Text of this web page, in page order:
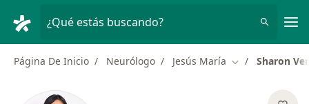
¿Qué estás buscando?
Página De Inicio Neurólogo Jesús María Cambiar de
Sharon